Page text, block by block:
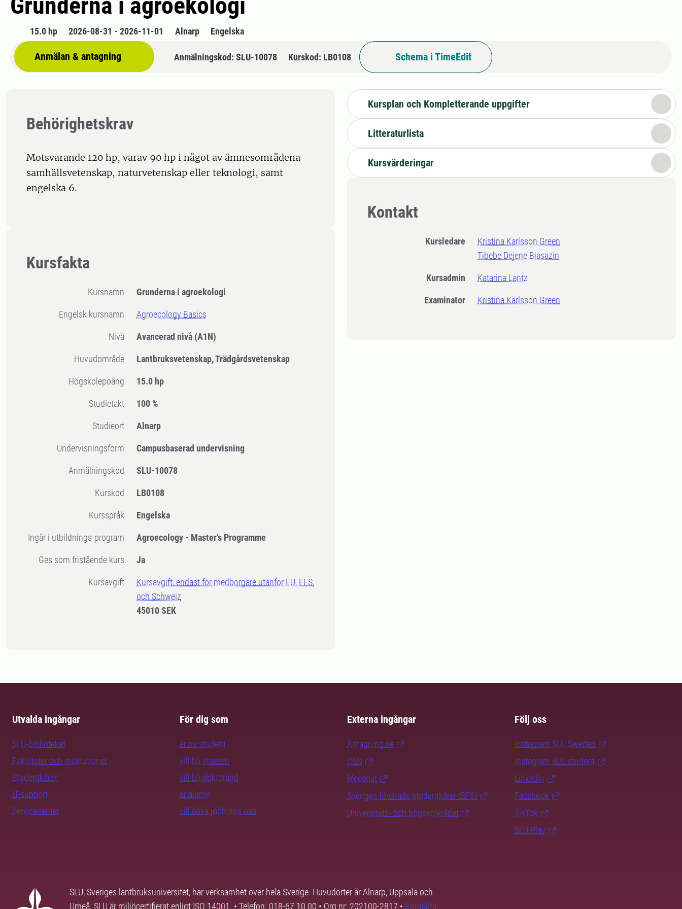
15.0 hp 2026-08-31 - 2026-11-01 Alnarp Engelska
Anmälan & antagning Anmälningskod: SLU-10078 Kurskod: LB0108 Schema i TimeEdit
Behörighetskrav
Motsvarande 120 hp, varav 90 hp i något av ämnesområdena
samhällsvetenskap, naturvetenskap eller teknologi, samt
engelska 6.
Kursfakta
Kursnamn Grunderna i agroekologi
Engelsk kursnamn Agroecology Basics
Nivå Avancerad nivå (A1N)
Huvudområde Lantbruksvetenskap, Trädgårdsvetenskap
högskolepoäng 15.0 hp
Studietakt 100 %
Studieort Alnarp
Undervisningsform Campusbaserad undervisning
Anmälningskod SLU-10078
Kurskod LB0108
Kursspråk Engelska
Ingår i utbildnings-program Agroecology - Master's Programme
Ges som fristående kurs Ja
Kursavgift
Kursavgift, endast för medborgare utanför EU, EES,
och Schweiz
45010 SEK
Kursplan och Kompletterande uppgifter
Litteraturlista
Kursvärderingar
Kontakt
Kursledare
Kristina Karlsson Green
Tibebe Dejene Biasazin
Kursadmin Katarina Lantz
Examinator Kristina Karlsson Green
Utvalda ingångar
SLU-biblioteket
Fakulteter och institutioner
Studentkårer
IT-support
Servicecenter
För dig som
är ny student
vill bli student
vill bli doktorand
är alumn
vill söka jobb hos oss
Externa ingångar
Antagning.se
CSN
Mecenat
Sveriges förenade studentkårer (SFS)
Universitets- och högskolerådet
Följ oss
Instagram SLU.Sweden
Instagram SLU.student
LinkedIn
Facebook
TikTok
SLU Play
SLU, Sveriges lantbruksuniversitet, har verksamhet över hela Sverige. Huvudorter är Alnarp, Uppsala och
Umeå. SLU är miljöcertifierat enligt ISO 14001. • Telefon: 018-67 10 00 • Org nr: 202100-2817 • Kontakta